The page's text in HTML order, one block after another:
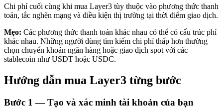
Đầu tư cố định và quản lý tài chính
Chi phí cuối cùng khi mua Layer3 tùy thuộc vào phương thức thanh
toán, tắc nghẽn mạng và điều kiện thị trường tại thời điểm giao dịch.
Mẹo: Các phương thức thanh toán khác nhau có thể có cấu trúc phí
khác nhau. Những người dùng tìm kiếm chi phí thấp hơn thường
chọn chuyển khoản ngân hàng hoặc giao dịch spot với các
stablecoin như USDT hoặc USDC.
Hướng dẫn mua Layer3 từng bước
Bước 1 —Tạo và xác minh tài khoản của bạn